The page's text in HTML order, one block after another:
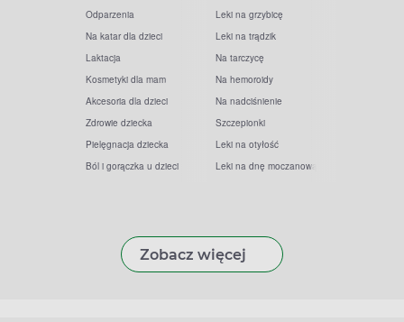
Odparzenia
Na katar dla dzieci
Laktacja
Kosmetyki dla mam
Akcesoria dla dzieci
Zdrowie dziecka
Pielęgnacja dziecka
Ból i gorączka u dzieci
Leki na grzybicę
Leki na trądzik
Na tarczycę
Na hemoroidy
Na nadciśnienie
Szczepionki
Leki na otyłość
Leki na dnę moczanową
Zobacz więcej